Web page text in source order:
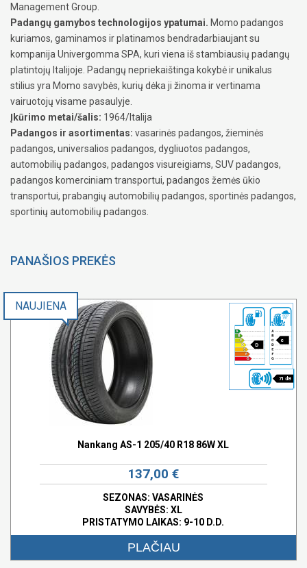
Management Group.
Padangų gamybos technologijos ypatumai. Momo padangos
kuriamos, gaminamos ir platinamos bendradarbiaujant su
kompanija Univergomma SPA, kuri viena iš stambiausių padangų
platintojų Italijoje. Padangų nepriekaištinga kokybė ir unikalus
stilius yra Momo savybės, kurių dėka ji žinoma ir vertinama
vairuotojų visame pasaulyje.
Įkūrimo metai/šalis: 1964/Italija
Padangos ir asortimentas: vasarinės padangos, žieminės
padangos, universalios padangos, dygliuotos padangos,
automobilių padangos, padangos visureigiams, SUV padangos,
padangos komerciniam transportui, padangos žemės ūkio
transportui, prabangių automobilių padangos, sportinės padangos,
sportinių automobilių padangos.
PANAŠIOS PREKĖS
D
c
71 dB
NAUJIENA
Nankang AS-1 205/40 R18 86W XL
137,00 €
SEZONAS: VASARINĖS
SAVYBĖS: XL
PRISTATYMO LAIKAS: 9-10 D.D.
PLAČIAU